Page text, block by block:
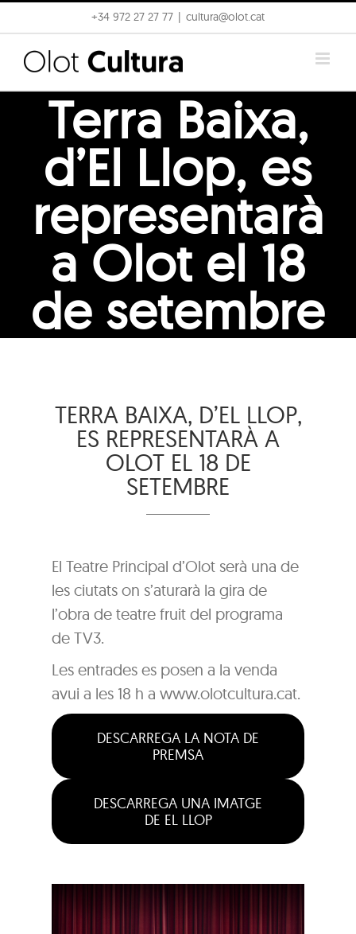
to
content
+34 972 27 27 77 cultura@olot.cat
Terra Baixa,
d’El Llop, es
representarà
a Olot el 18
de setembre
TERRA BAIXA, D’EL LLOP,
ES REPRESENTARÀ A
OLOT EL 18 DE
SETEMBRE
El Teatre Principal d’Olot serà una de
les ciutats on s’aturarà la gira de
l’obra de teatre fruit del programa
de TV3.
Les entrades es posen a la venda
avui a les 18 h a www.olotcultura.cat.
DESCARREGA LA NOTA DE
PREMSA
DESCARREGA UNA IMATGE
DE EL LLOP